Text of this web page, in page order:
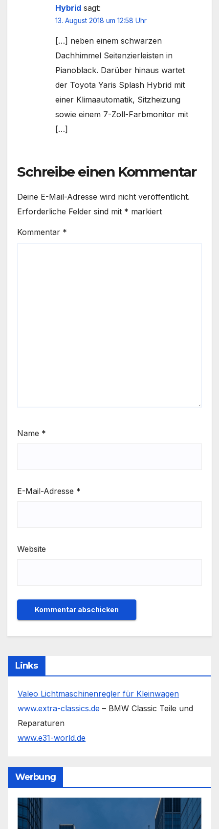
Hybrid sagt:
13. August 2018 um 12:58 Uhr
[…] neben einem schwarzen
Dachhimmel Seitenzierleisten in
Pianoblack. Darüber hinaus wartet
der Toyota Yaris Splash Hybrid mit
einer Klimaautomatik, Sitzheizung
sowie einem 7-Zoll-Farbmonitor mit
[…]
Schreibe einen Kommentar
Deine E-Mail-Adresse wird nicht veröffentlicht.
Erforderliche Felder sind mit * markiert
Kommentar *
Name *
E-Mail-Adresse *
Website
Links
Valeo Lichtmaschinenregler für Kleinwagen
www.extra-classics.de – BMW Classic Teile und
Reparaturen
www.e31-world.de
Werbung